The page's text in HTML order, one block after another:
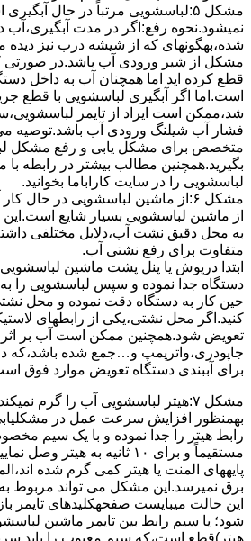
مشکل ۵:لباسشویی مرتباً در ﺣﺎل
نمیشود.نحوه رﻓﻊ:اﮔﺮ در ﻣﺪت آﺑﮕﯿﺮی،آب
ﺷﺪه،بهگونهای ﮐﻪ از ﺷﯿﺸﻪ درب ﻧﯿﺰ
مشکل از شیر ورودی آب باشد.در صورتی
قطع کرده اید اما همچنان آب به داخل
است.اما اگر آبگیری لباسشویی با قطع
شد،ممکن است ایراد از تایمر
فشار آب شیلنگ ورودی آب باشد.توصیه می
متخصص برای مشکل یابی و رفع مشکل
بگیرید.همچنین مطالب بیشتر در رابطه با
لباسشویی را در سایت کاراباما بخوانید.
مشکل ۶:از ﻣﺎﺷﯿﻦ لباسشویی در
از ماشین لباسشویی بسیار شایع
به محل دقیق نشت آب،دلایل مختلفی
متفاوت برای رفع نشتی آب.
ابتدا درپوش یا پنل ﭘﺸﺖ ﻣﺎﺷﯿﻦ
دستگاه ﺟﺪا ﻧﻤﻮده و ﺳﭙﺲ لباسشویی را
حین کار به دستگاه دقت نموده و ﻣﺤﻞ
کنید.اﮔﺮ ﻣﺤﻞ نشتی،ﯾﮑﯽ از رابطهای
ﺗﻌﻮﯾﺾ شود.همچنین ﻣﻤﮑﻦ اﺳﺖ آب بر
ﺟﺎﭘﻮدری،واترپمپ و…جمع شده ﺑﺎﺷﺪ،ﮐﻪ
برای آببندی دستگاه ﺗﻌﻮﯾﺾ ﻣﻮارد ﻓﻮق
مشکل ۷:ﻫﯿﺘﺮ لباسشویی آب را ﮔﺮم
بهمنظور اﻓﺰاﯾﺶ ﺳﺮﻋﺖ ﻋﻤﻞ در
مستقیماً و برای ۱۰ ﺛﺎﻧﯿﻪ ﺑﻪ
پایههای اﻟﻤﻨﺖ یا هیتر کمی ﮔﺮم ﺷﺪه
ﺑﺮق نمیرسد.اﯾﻦ ﻣﺸﮑﻞ می تواند مربوط به
این حالت میبایست صفحهکلیدهای ﺗﺎﯾﻤﺮ
شود؛ ﯾﺎ ﺳﯿﻢ راﺑﻂ ﺑﯿﻦ ﺗﺎﯾﻤﺮ ماشین